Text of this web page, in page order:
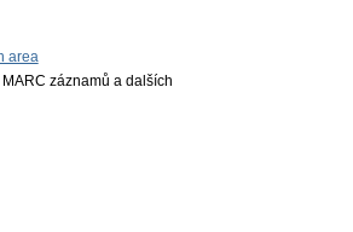
area
záznamů a dalších